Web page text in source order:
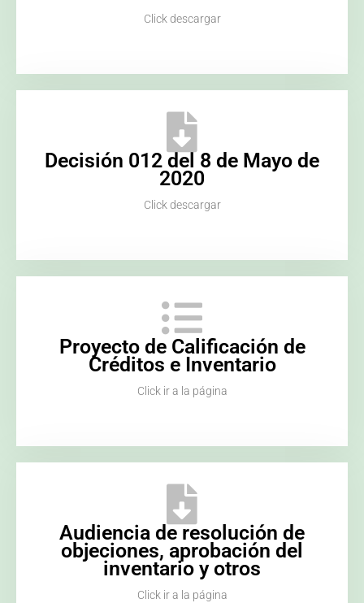
Click descargar
Decisión 012 del 8 de Mayo de
2020
Click descargar
Proyecto de Calificación de
Créditos e Inventario
Click ir a la página
Audiencia de resolución de
objeciones, aprobación del
inventario y otros
Click ir a la página